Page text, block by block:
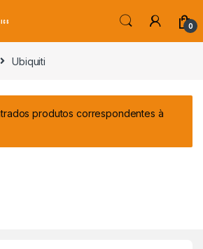
0
Ubiquiti
produtos correspondentes à